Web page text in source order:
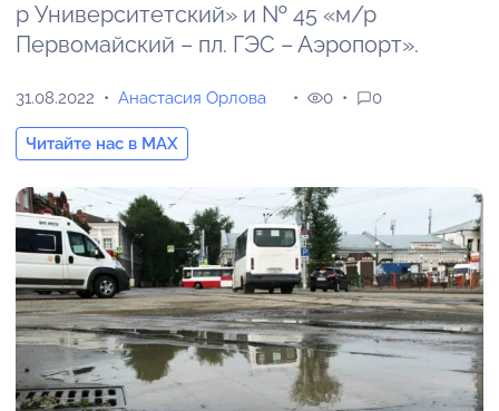
р Университетский» и № 45 «м/р
Первомайский – пл. ГЭС – Аэропорт».
31.08.2022 Анастасия Орлова
Читайте нас в MAX
0 0